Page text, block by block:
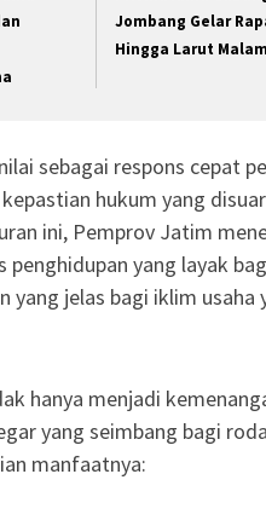
Jombang Gelar
Hingga Larut Malam
sebagai respons cepat
hukum yang
ini, Pemprov Jatim
penghidupan yang layak
yang jelas bagi iklim usaha
hanya menjadi
yang seimbang bagi
manfaatnya: